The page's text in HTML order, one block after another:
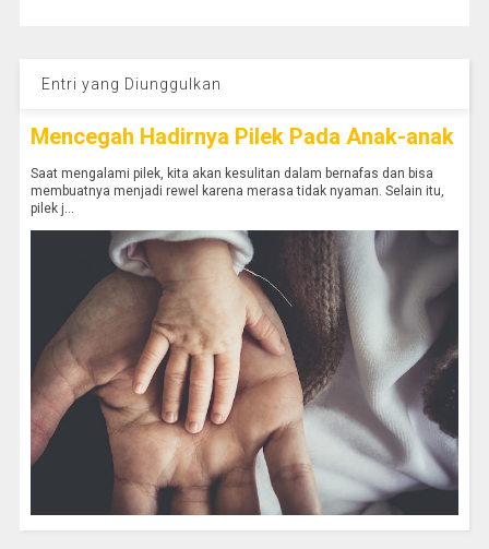
Entri yang Diunggulkan
Mencegah Hadirnya Pilek Pada Anak-anak
Saat mengalami pilek, kita akan kesulitan dalam bernafas dan bisa
membuatnya menjadi rewel karena merasa tidak nyaman. Selain itu,
pilek j...